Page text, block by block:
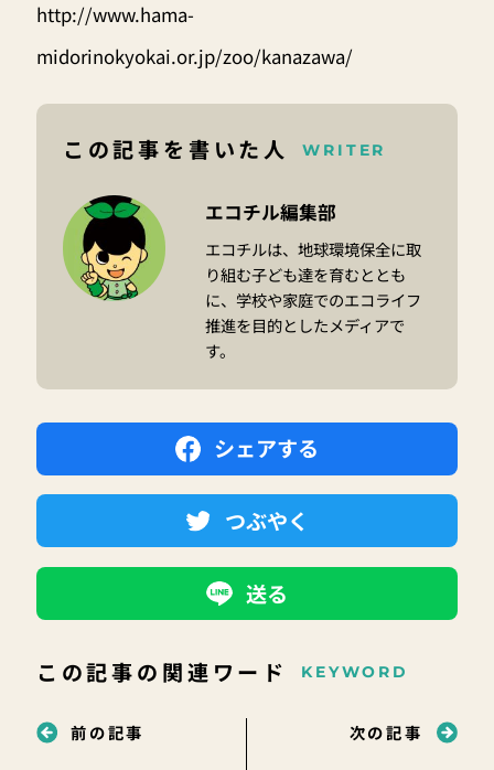
http://www.hama-
midorinokyokai.or.jp/zoo/kanazawa/
この記事を書いた人 WRITER
エコチル編集部
エコチルは、地球環境保全に取
り組む子ども達を育むととも
に、学校や家庭でのエコライフ
推進を目的としたメディアで
す。
シェアする
つぶやく
送る
この記事の関連ワード KEYWORD
前の記事 次の記事